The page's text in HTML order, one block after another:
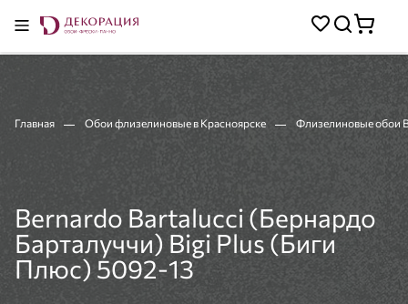
Главная Обои флизелиновые в Красноярске Флизелиновые обои
Bernardo Bartalucci (Бернардо
Барталуччи) Bigi Plus (Биги
Плюс) 5092-13